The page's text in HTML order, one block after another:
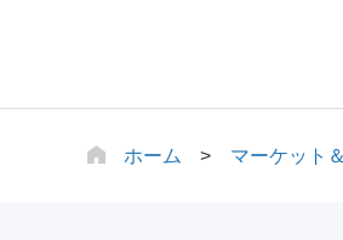
ホーム マーケット